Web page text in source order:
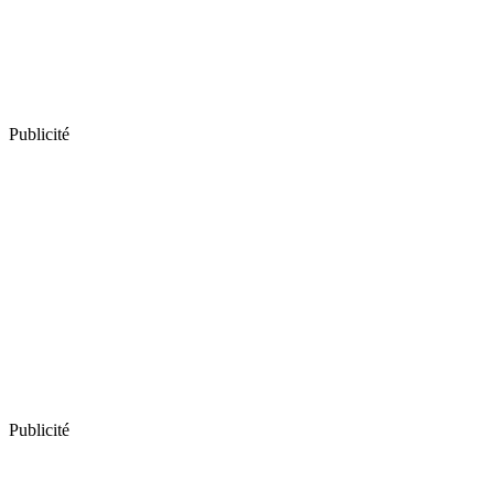
Publicité
Publicité